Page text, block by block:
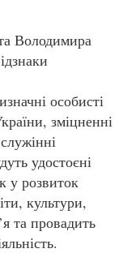
Володимира
особисті
зміцненні
удостоєні
у розвиток
культури,
та провадить